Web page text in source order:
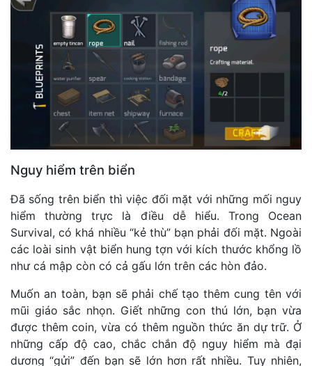
Nguy hiểm trên biển
Đã sống trên biển thì việc đối mặt với những mối nguy
hiểm thường trực là điều dễ hiểu. Trong Ocean
Survival, có khá nhiều “kẻ thù” bạn phải đối mặt. Ngoài
các loài sinh vật biển hung tợn với kích thước khổng lồ
như cá mập còn có cả gấu lớn trên các hòn đảo.
Muốn an toàn, bạn sẽ phải chế tạo thêm cung tên với
mũi giáo sắc nhọn. Giết những con thú lớn, bạn vừa
được thêm coin, vừa có thêm nguồn thức ăn dự trữ. Ở
những cấp độ cao, chắc chắn độ nguy hiểm mà đại
dương “gửi” đến bạn sẽ lớn hơn rất nhiều. Tuy nhiên,